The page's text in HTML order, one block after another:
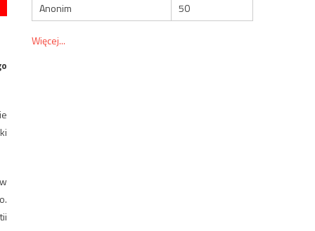
Anonim
50
Więcej...